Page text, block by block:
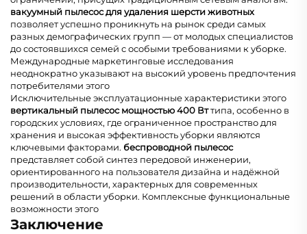
вакуумный пылесос для удаления шерсти животных
позволяет успешно проникнуть на рынок среди самых
разных демографических групп — от молодых специалистов
до состоявшихся семей с особыми требованиями к уборке.
Международные маркетинговые исследования
неоднократно указывают на высокий уровень предпочтения
потребителями этого
Исключительные эксплуатационные характеристики этого
вертикальный пылесос мощностью 400 Вттипа, особенно в
городских условиях, где ограниченное пространство для
хранения и высокая эффективность уборки являются
ключевыми факторами. беспроводной пылесос
представляет собой синтез передовой инженерии,
ориентированного на пользователя дизайна и надёжной
производительности, характерных для современных
решений в области уборки. Комплексные функциональные
возможности этого
Заключение